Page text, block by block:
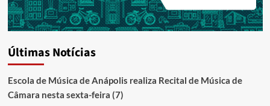
Últimas Notícias
Escola de Música de Anápolis realiza Recital de Música de
Câmara nesta sexta-feira (7)